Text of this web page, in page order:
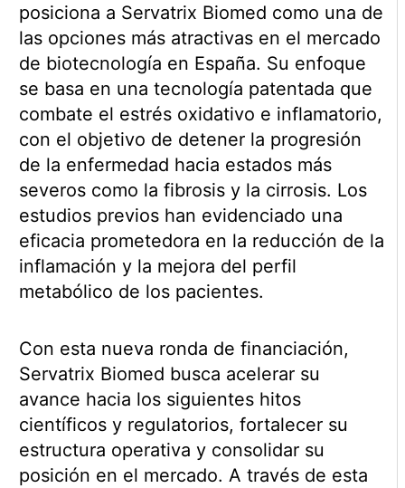
posiciona a Servatrix Biomed como una de
las opciones más atractivas en el mercado
de biotecnología en España. Su enfoque
se basa en una tecnología patentada que
combate el estrés oxidativo e inflamatorio,
con el objetivo de detener la progresión
de la enfermedad hacia estados más
severos como la fibrosis y la cirrosis. Los
estudios previos han evidenciado una
eficacia prometedora en la reducción de la
inflamación y la mejora del perfil
metabólico de los pacientes.
Con esta nueva ronda de financiación,
Servatrix Biomed busca acelerar su
avance hacia los siguientes hitos
científicos y regulatorios, fortalecer su
estructura operativa y consolidar su
posición en el mercado. A través de esta